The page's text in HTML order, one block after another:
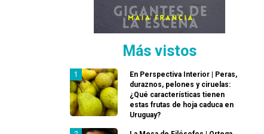
Más vistos
En Perspectiva Interior | Peras,
duraznos, pelones y ciruelas:
¿Qué características tienen
estas frutas de hoja caduca en
Uruguay?